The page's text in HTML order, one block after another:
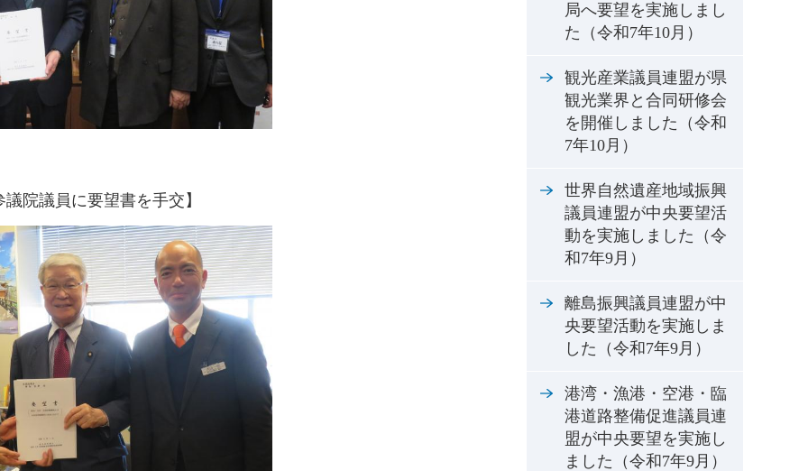
院議員に要望書を手交】
局へ要望を実施しまし
た（令和7年10月）
観光産業議員連盟が県
観光業界と合同研修会
を開催しました（令和
7年10月）
世界自然遺産地域振興
議員連盟が中央要望活
動を実施しました（令
和7年9月）
離島振興議員連盟が中
央要望活動を実施しま
した（令和7年9月）
港湾・漁港・空港・臨
港道路整備促進議員連
盟が中央要望を実施し
ました（令和7年9月）